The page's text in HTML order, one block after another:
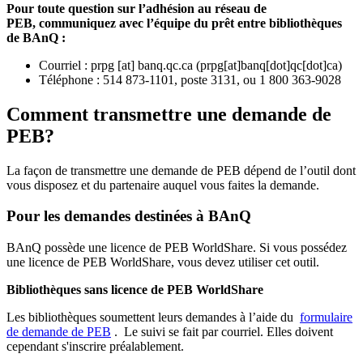
Pour toute question sur l’adhésion au réseau de
PEB, communiquez avec l’équipe du prêt entre bibliothèques
de BAnQ :
Courriel : prpg [at] banq.qc.ca (prpg[at]banq[dot]qc[dot]ca)
Téléphone : 514 873-1101, poste 3131, ou 1 800 363-9028
Comment transmettre une demande de
PEB?
La façon de transmettre une demande de PEB dépend de l’outil dont
vous disposez et du partenaire auquel vous faites la demande.
Pour les demandes destinées à BAnQ
BAnQ possède une licence de PEB WorldShare. Si vous possédez
une licence de PEB WorldShare, vous devez utiliser cet outil.
Bibliothèques sans licence de PEB WorldShare
Les bibliothèques soumettent leurs demandes à l’aide du formulaire
de demande de PEB . Le suivi se fait par courriel. Elles doivent
cependant s'inscrire préalablement.